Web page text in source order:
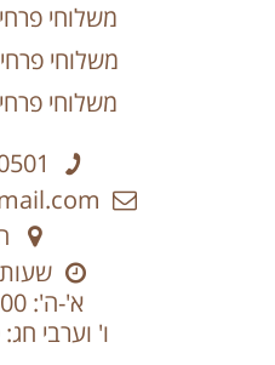
משלוחי
משלוחי
משלוחי
א'-ה': 16:00 - 08:00
ו' וערבי חג: 15:00 - 08:00